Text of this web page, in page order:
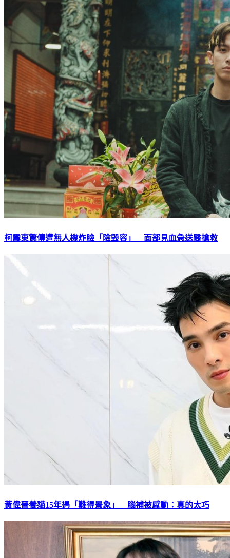
柯震東驚傳遭無人機炸臉「險毀容」 面部見血急送醫搶救
黃偉晉養貓15年遇「難得景象」 腦補被感動：真的太巧